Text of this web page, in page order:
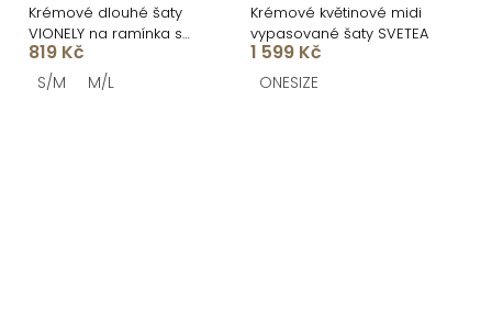
Krémové dlouhé šaty
VIONELY na ramínka s
černými puntíky
819 Kč
S/M M/L
Krémové květinové midi
vypasované šaty SVETEA
1 599 Kč
ONESIZE